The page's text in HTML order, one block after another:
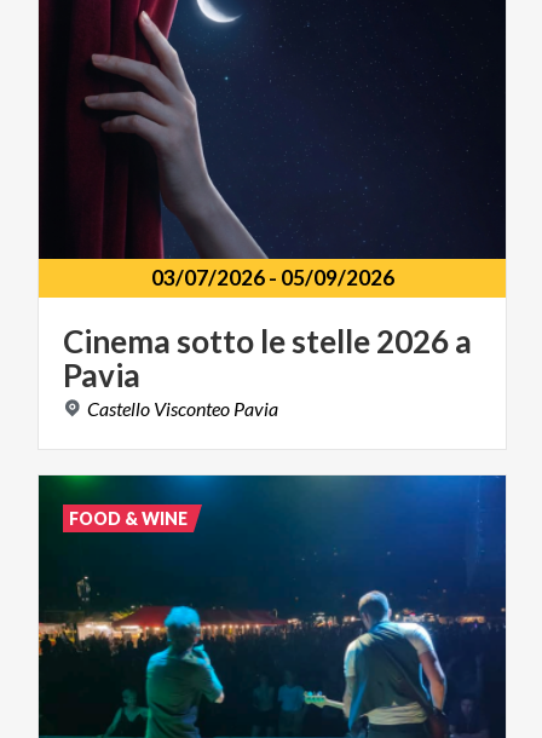
03/07/2026- 05/09/2026
Cinema sotto lestelle2026a
Pavia
Castello Visconteo Pavia
FOOD & WINE